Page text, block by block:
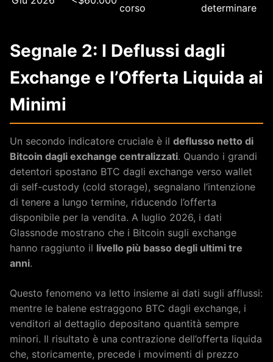
corso
determinare
Segnale 2: I Deflussi dagli
Exchange e l’Offerta Liquida ai
Minimi
Un secondo indicatore cruciale è il deflusso netto di
Bitcoin dagli exchange centralizzati. Quando i grandi
detentori spostano BTC dagli exchange verso wallet
di self-custody (cold storage), segnalano l’intenzione
di tenere a lungo termine, riducendo l’offerta
disponibile per la vendita. A luglio 2026, i dati
Glassnode mostrano che i Bitcoin sugli exchange
hanno raggiunto il livello più basso degli ultimi tre
anni.
Questo fenomeno va letto insieme ai dati sugli afflussi:
mentre le balene estraggono BTC dagli exchange, i
venditori al dettaglio depositano quantità sempre
minori. Il risultato è una contrazione dell’offerta liquida
che, storicamente, precede i movimenti di prezzo